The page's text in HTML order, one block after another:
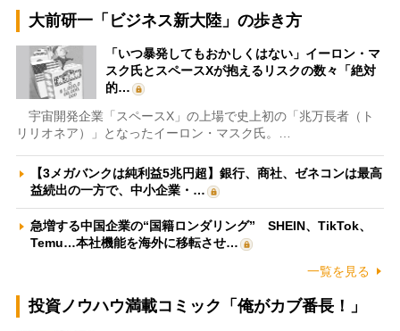
大前研一「ビジネス新大陸」の歩き方
「いつ暴発してもおかしくはない」イーロン・マ
スク氏とスペースXが抱えるリスクの数々「絶対
的…
宇宙開発企業「スペースX」の上場で史上初の「兆万長者（ト
リリオネア）」となったイーロン・マスク氏。…
【3メガバンクは純利益5兆円超】銀行、商社、ゼネコンは最高
益続出の一方で、中小企業・…
急増する中国企業の“国籍ロンダリング” SHEIN、TikTok、
Temu…本社機能を海外に移転させ…
一覧を見る
投資ノウハウ満載コミック「俺がカブ番長！」